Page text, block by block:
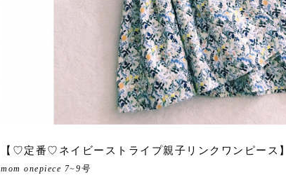
【♡定番♡ネイビーストライプ親子リンクワンピース】
mom onepiece 7~9号